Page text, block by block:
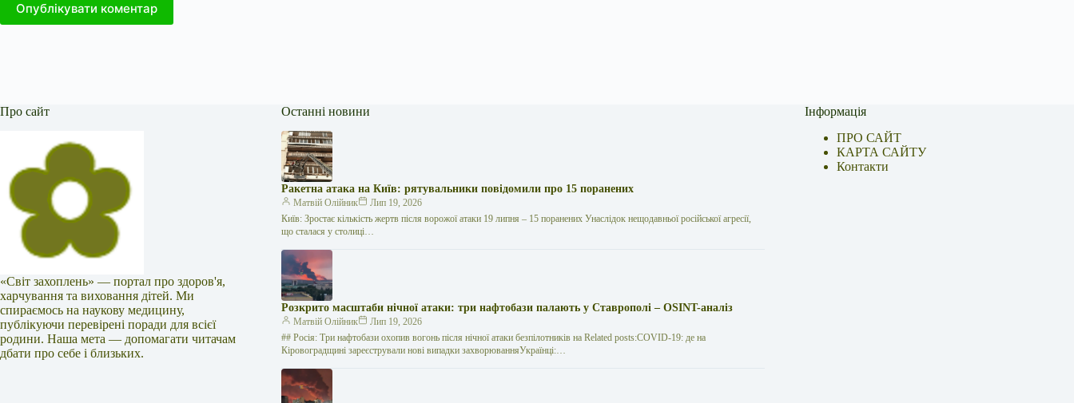
Опублікувати коментар
Про сайт
«Світ захоплень» — портал про здоров'я,
харчування та виховання дітей. Ми
спираємось на наукову медицину,
публікуючи перевірені поради для всієї
родини. Наша мета — допомагати читачам
дбати про себе і близьких.
Останні новини
Ракетна атака на Київ: рятувальники повідомили про 15 поранених
Матвій Олійник
Лип 19, 2026
Київ: Зростає кількість жертв після ворожої атаки 19 липня – 15 поранених Унаслідок нещодавньої російської агресії,
що сталася у столиці…
Розкрито масштаби нічної атаки: три нафтобази палають у Ставрополі – OSINT-аналіз
Матвій Олійник
Лип 19, 2026
## Росія: Три нафтобази охопив вогонь після нічної атаки безпілотників на Related posts:COVID-19: де на
Кіровоградщині зареєстрували нові випадки захворюванняУкраїнці:…
Інформація
ПРО САЙТ
КАРТА САЙТУ
Контакти